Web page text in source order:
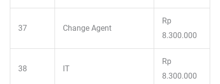
37 Change Agent
Rp
8.300.000
38 IT
Rp
8.300.000